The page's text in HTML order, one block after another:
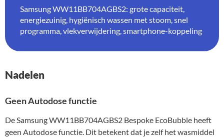
Samsung WW11BB704AGBS2: grote capaciteit,
energiezuinig, hygiënisch wassen met stoom, snel
programma, vlekverwijdering, smartphone-koppeling
Nadelen
Geen Autodose functie
De Samsung WW11BB704AGBS2 Bespoke EcoBubble heeft
geen Autodose functie. Dit betekent dat je zelf het wasmiddel